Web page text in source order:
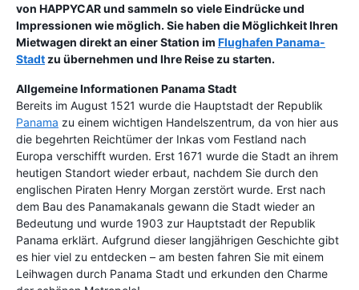
von HAPPYCAR und sammeln so viele Eindrücke und
Impressionen wie möglich. Sie haben die Möglichkeit Ihren
Mietwagen direkt an einer Station im Flughafen Panama-
Stadtzu übernehmen und Ihre Reise zu starten.
Allgemeine Informationen Panama Stadt
Bereits im August 1521 wurde die Hauptstadt der Republik
Panama zu einem wichtigen Handelszentrum, da von hier aus
die begehrten Reichtümer der Inkas vom Festland nach
Europa verschifft wurden. Erst 1671 wurde die Stadt an ihrem
heutigen Standort wieder erbaut, nachdem Sie durch den
englischen Piraten Henry Morgan zerstört wurde. Erst nach
dem Bau des Panamakanals gewann die Stadt wieder an
Bedeutung und wurde 1903 zur Hauptstadt der Republik
Panama erklärt. Aufgrund dieser langjährigen Geschichte gibt
es hier viel zu entdecken – am besten fahren Sie mit einem
Leihwagen durch Panama Stadt und erkunden den Charme